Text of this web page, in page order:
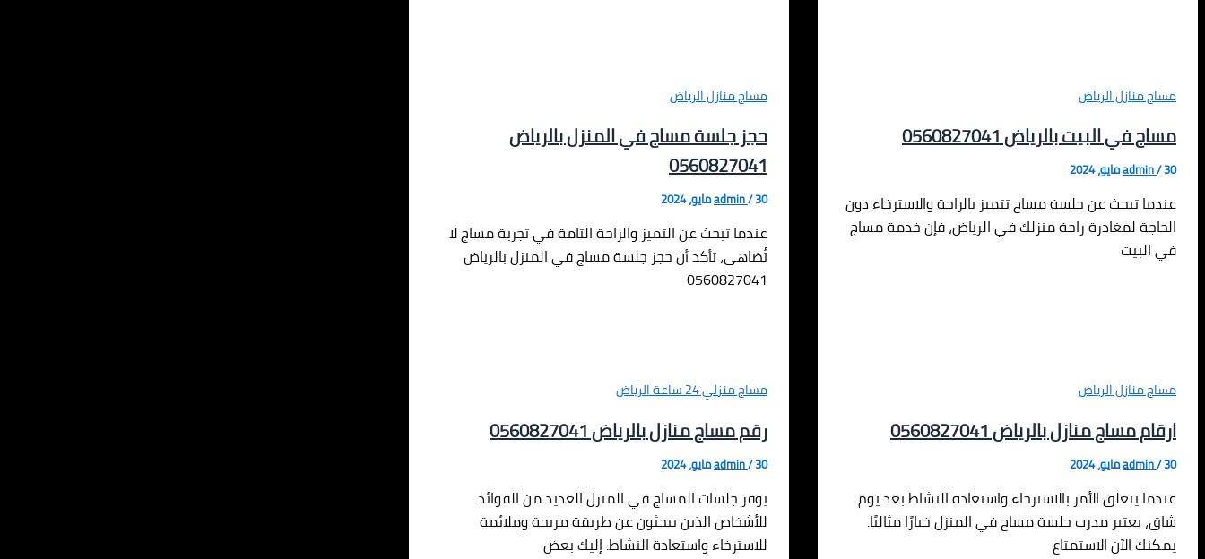
مساج منازل الرياض
مساج في البيت بالرياض 0560827041
admin/30 مايو، 2024
عندما تبحث عن جلسة مساج تتميز بالراحة والاسترخاء دون
الحاجة لمغادرة راحة منزلك في الرياض، فإن خدمة مساج
في البيت
مساج منازل الرياض
حجز جلسة مساج في المنزل بالرياض
0560827041
admin/30 مايو، 2024
عندما تبحث عن التميز والراحة التامة في تجربة مساج لا
تُضاهى، تأكد أن حجز جلسة مساج في المنزل بالرياض
0560827041
مساج منازل الرياض
ارقام مساج منازل بالرياض 0560827041
admin/30 مايو، 2024
عندما يتعلق الأمر بالاسترخاء واستعادة النشاط بعد يوم
شاق، يعتبر مدرب جلسة مساج في المنزل خيارًا مثاليًا.
يمكنك الآن الاستمتاع
مساج منزلي 24 ساعة الرياض
رقم مساج منازل بالرياض 0560827041
admin/30 مايو، 2024
يوفر جلسات المساج في المنزل العديد من الفوائد
للأشخاص الذين يبحثون عن طريقة مريحة وملائمة
للاسترخاء واستعادة النشاط. إليك بعض